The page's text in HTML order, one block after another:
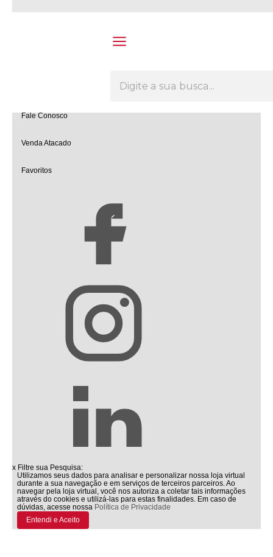
Fale Conosco
Venda Atacado
Favoritos
x Filtre sua Pesquisa:
Utilizamos seus dados para analisar e personalizar nossa loja virtual
durante a sua navegação e em serviços de terceiros parceiros. Ao
navegar pela loja virtual, você nos autoriza a coletar tais informações
através do cookies e utilizá-las para estas finalidades. Em caso de
dúvidas, acesse nossa Política de Privacidade
Entendi e Aceito